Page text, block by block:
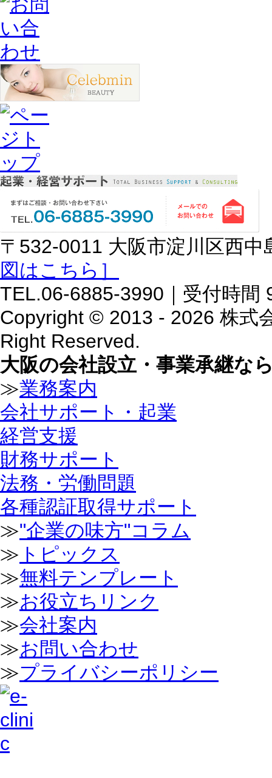
〒532-0011 大阪市淀川区西
図はこちら］
TEL.06-6885-3990｜受付時間
Copyright © 2013 - 2026 株
Right Reserved.
大阪の会社設立・事業承継な
≫業務案内
会社サポート・起業
経営支援
財務サポート
法務・労働問題
各種認証取得サポート
≫"企業の味方"コラム
≫ トピックス
≫無料テンプレート
≫お役立ちリンク
≫会社案内
≫お問い合わせ
≫プライバシーポリシー